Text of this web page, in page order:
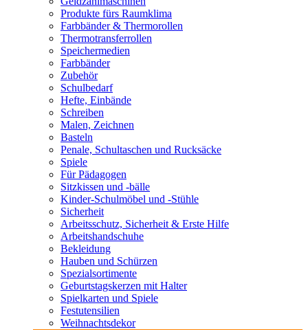
Produkte fürs Raumklima
Farbbänder & Thermorollen
Thermotransferrollen
Speichermedien
Farbbänder
Zubehör
Schulbedarf
Hefte, Einbände
Schreiben
Malen, Zeichnen
Basteln
Penale, Schultaschen und Rucksäcke
Spiele
Für Pädagogen
Sitzkissen und -bälle
Kinder-Schulmöbel und -Stühle
Sicherheit
Arbeitsschutz, Sicherheit & Erste Hilfe
Arbeitshandschuhe
Bekleidung
Hauben und Schürzen
Spezialsortimente
Geburtstagskerzen mit Halter
Spielkarten und Spiele
Festutensilien
Weihnachtsdekor